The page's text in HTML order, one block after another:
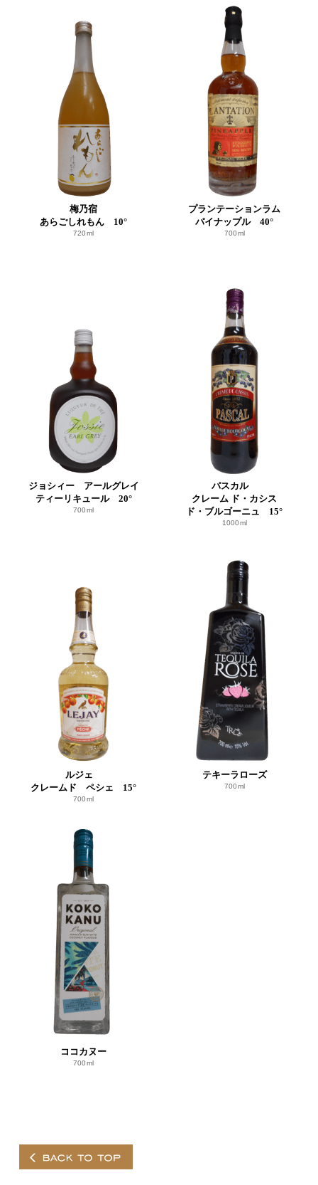
梅乃宿
あらごしれもん 10°
720ml
プランテーションラム
パイナップル 40°
700ml
ジョシィー アールグレイ
ティーリキュール 20°
700ml
パスカル
クレーム ド・カシス
ド・ブルゴーニュ 15°
1000ml
ルジェ
クレームド ペシェ 15°
700ml
テキーラローズ
700ml
ココカヌー
700ml